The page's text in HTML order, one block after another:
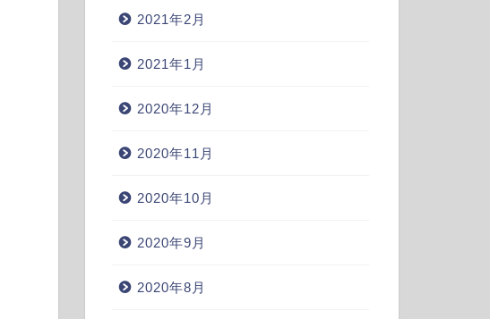
2021年2月
2021年1月
2020年12月
2020年11月
2020年10月
2020年9月
2020年8月